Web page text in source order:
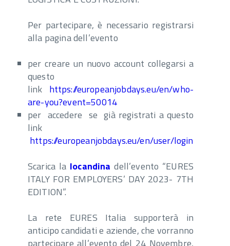
Per partecipare, è necessario registrarsi
alla pagina dell’evento
per creare un nuovo account collegarsi a
questo
link https://europeanjobdays.eu/en/who-
are-you?event=50014
per accedere se già registrati a questo
link
https://europeanjobdays.eu/en/user/login
Scarica la locandinadell’evento “EURES
ITALY FOR EMPLOYERS’ DAY 2023- 7TH
EDITION”.
La rete EURES Italia supporterà in
anticipo candidati e aziende, che vorranno
partecipare all’evento del 24 Novembre,